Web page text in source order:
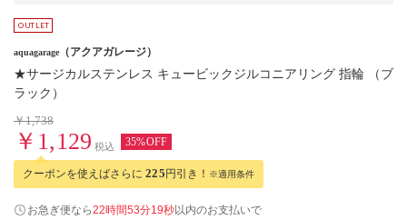
aquagarage （アクアガレージ）
★サージカルステンレス キュービックジルコニアリング 指輪 （ブ
ラック）
￥1,738
￥1,129 税込 35%OFF
クーポンを使えばさらに 225円引き！ ※適用条件
お急ぎ便なら22時間53分18秒以内のお支払いで